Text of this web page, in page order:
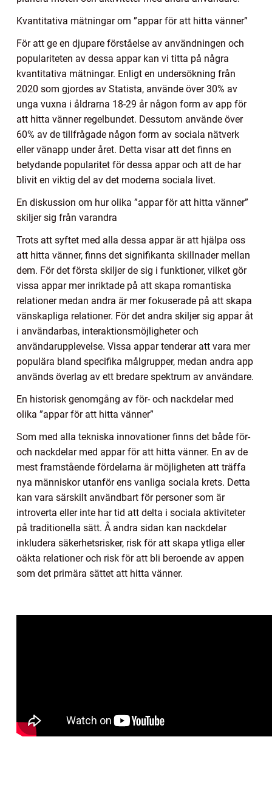
Kvantitativa mätningar om ”appar för att hitta vänner”
För att ge en djupare förståelse av användningen och
populariteten av dessa appar kan vi titta på några
kvantitativa mätningar. Enligt en undersökning från
2020 som gjordes av Statista, använde över 30% av
unga vuxna i åldrarna 18-29 år någon form av app för
att hitta vänner regelbundet. Dessutom använde över
60% av de tillfrågade någon form av sociala nätverk
eller vänapp under året. Detta visar att det finns en
betydande popularitet för dessa appar och att de har
blivit en viktig del av det moderna sociala livet.
En diskussion om hur olika ”appar för att hitta vänner”
skiljer sig från varandra
Trots att syftet med alla dessa appar är att hjälpa oss
att hitta vänner, finns det signifikanta skillnader mellan
dem. För det första skiljer de sig i funktioner, vilket gör
vissa appar mer inriktade på att skapa romantiska
relationer medan andra är mer fokuserade på att skapa
vänskapliga relationer. För det andra skiljer sig appar åt
i användarbas, interaktionsmöjligheter och
användarupplevelse. Vissa appar tenderar att vara mer
populära bland specifika målgrupper, medan andra app
används överlag av ett bredare spektrum av användare.
En historisk genomgång av för- och nackdelar med
olika ”appar för att hitta vänner”
Som med alla tekniska innovationer finns det både för-
och nackdelar med appar för att hitta vänner. En av de
mest framstående fördelarna är möjligheten att träffa
nya människor utanför ens vanliga sociala krets. Detta
kan vara särskilt användbart för personer som är
introverta eller inte har tid att delta i sociala aktiviteter
på traditionella sätt. Å andra sidan kan nackdelar
inkludera säkerhetsrisker, risk för att skapa ytliga eller
oäkta relationer och risk för att bli beroende av appen
som det primära sättet att hitta vänner.